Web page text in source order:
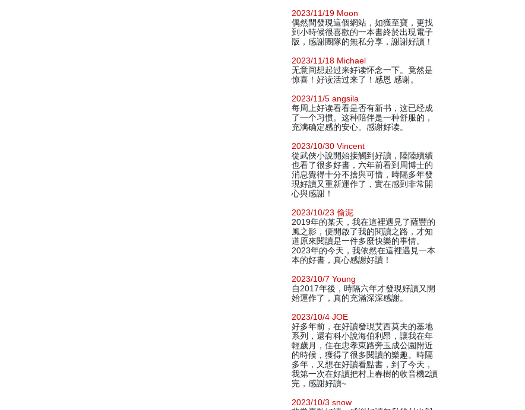
2023/11/19 Moon
偶然間發現這個網站，如獲至寶，更找
到小時候很喜歡的一本書終於出現電子
版，感謝團隊的無私分享，謝謝好讀！
2023/11/18 Michael
无意间想起过来好读怀念一下。竟然是
惊喜！好读活过来了！感恩 感谢。
2023/11/5 angsila
每周上好读看看是否有新书，这已经成
了一个习惯。这种陪伴是一种舒服的，
充满确定感的安心。感谢好读。
2023/10/30 Vincent
從武俠小說開始接觸到好讀，陸陸續續
也看了很多好書，六年前看到周博士的
消息覺得十分不捨與可惜，時隔多年發
現好讀又重新運作了，實在感到非常開
心與感謝！
2023/10/23 偷泥
2019年的某天，我在這裡遇見了薩豐的
風之影，便開啟了我的閱讀之路，才知
道原來閱讀是一件多麼快樂的事情。
2023年的今天，我依然在這裡遇見一本
本的好書，真心感謝好讀！
2023/10/7 Young
自2017年後，時隔六年才發現好讀又開
始運作了，真的充滿深深感謝。
2023/10/4 JOE
好多年前，在好讀發現艾西莫夫的基地
系列，還有科小說海伯利昂，讓我在年
輕歲月，住在忠孝東路旁玉成公園附近
的時候，獲得了很多閱讀的樂趣。時隔
多年，又想在好讀看點書，到了今天，
我第一次在好讀把村上春樹的收音機2讀
完，感謝好讀~
2023/10/3 snow